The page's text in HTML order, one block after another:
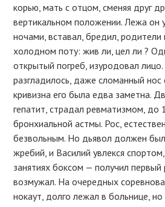
корью, мать с отцом, сменяя друг
вертикальном положении. Лежа он
ночами, вставал, бредил, родители
холодном поту: жив ли, цел ли ?
открытый погреб, изуродовал
разгладилось, даже сломанный нос
кривизна его была едва заметна.
гепатит, страдал ревматизмом, до
бронхиальной астмы. Рос,
безвольным. Но дьявол должен
жребий, и Василий увлекся
занятиях боксом — получил первый
возмужал. На очередных
нокаут, долго лежал в больнице,